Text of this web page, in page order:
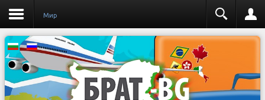
Мир